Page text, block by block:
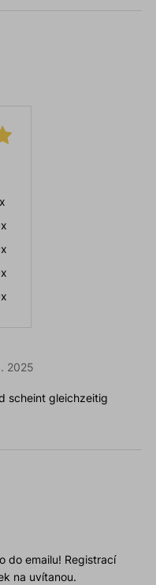
2025
scheint gleichzeitig
do emailu! Registrací
na uvítanou.